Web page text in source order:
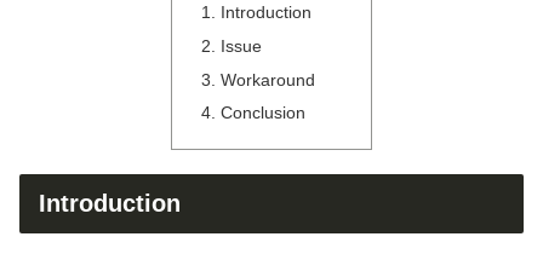
Introduction
Issue
Workaround
Conclusion
Introduction